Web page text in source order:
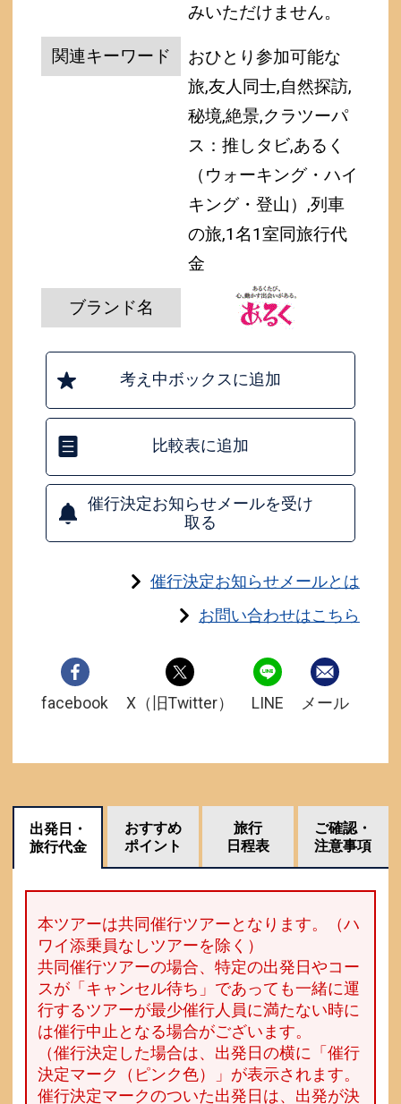
みいただけません。
関連キーワード
おひとり参加可能な
旅,友人同士,自然探訪,
秘境,絶景,クラツーパ
ス：推しタビ,あるく
（ウォーキング・ハイ
キング・登山）,列車
の旅,1名1室同旅行代
金
ブランド名
考え中ボックスに追加
比較表に追加
催行決定お知らせメールを受け
取る
催行決定お知らせメールとは
お問い合わせはこちら
facebook X（旧Twitter） LINE メール
出発日・
旅行代金
おすすめ
ポイント
旅行
日程表
ご確認・
注意事項
本ツアーは共同催行ツアーとなります。（ハ
ワイ添乗員なしツアーを除く）
共同催行ツアーの場合、特定の出発日やコー
スが「キャンセル待ち」であっても一緒に運
行するツアーが最少催行人員に満たない時に
は催行中止となる場合がございます。
（催行決定した場合は、出発日の横に「催行
決定マーク（ピンク色）」が表示されます。
催行決定マークのついた出発日は、出発が決